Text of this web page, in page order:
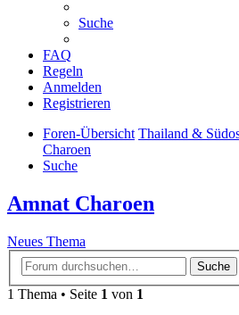
Suche
FAQ
Regeln
Anmelden
Registrieren
Foren-Übersicht Thailand &
Charoen
Suche
Amnat Charoen
Neues Thema
Suche
1 Thema • Seite 1 von 1